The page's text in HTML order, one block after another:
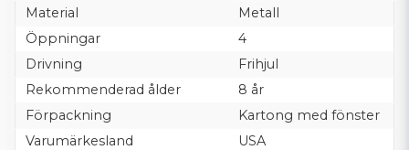
Material
Metall
Öppningar
4
Drivning
Frihjul
Rekommenderad ålder
8 år
Förpackning
Kartong med fönster
Varumärkesland
USA